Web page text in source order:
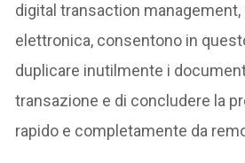
digital transaction
elettronica, consentono in
duplicare inutilmente i
transazione e di concludere la
rapido e completamente da